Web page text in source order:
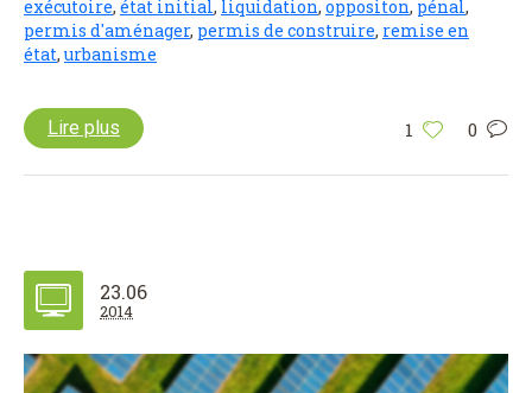
exécutoire, état initial, liquidation, oppositon, pénal,
permis d'aménager, permis de construire, remise en
état,urbanisme
1 0
Lire plus
23.06
2014